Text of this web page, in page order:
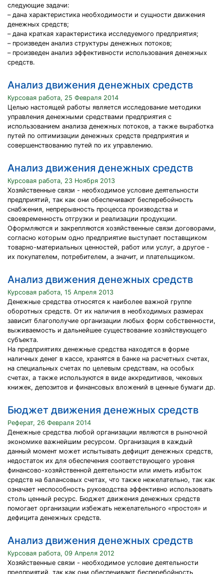
следующие задачи:
– дана характеристика необходимости и сущности движения
денежных средств;
– дана краткая характеристика исследуемого предприятия;
– произведен анализ структуры денежных потоков;
– произведен анализ эффективности использования денежных
средств.
Анализ движения денежных средств
Курсовая работа, 25 Февраля 2014
Целью настоящей работы является исследование методики
управления денежными средствами предприятия с
использованием анализа денежных потоков, а также выработка
путей по оптимизации денежных средств предприятия и
совершенствованию путей по их управлению.
Анализ движения денежных средств
Курсовая работа, 23 Ноября 2013
Хозяйственные связи - необходимое условие деятельности
предприятий, так как они обеспечивают бесперебойность
снабжения, непрерывность процесса производства и
своевременность отгрузки и реализации продукции.
Оформляются и закрепляются хозяйственные связи договорами,
согласно которым одно предприятие выступает поставщиком
товарно-материальных ценностей, работ или услуг, а другое -
их покупателем, потребителем, а значит, и плательщиком.
Анализ движения денежных средств
Курсовая работа, 15 Апреля 2013
Денежные средства относятся к наиболее важной группе
оборотных средств. От их наличия в необходимых размерах
зависит благополучие организации любых форм собственности,
выживаемость и дальнейшее существование хозяйствующего
субъекта.
На предприятиях денежные средства находятся в форме
наличных денег в кассе, хранятся в банке на расчетных счетах,
на специальных счетах по целевым средствам, на особых
счетах, а также используются в виде аккредитивов, чековых
книжек, депозитов и финансовых вложений в ценные бумаги др.
Бюджет движения денежных средств
Реферат, 26 Февраля 2014
Денежные средства любой организации являются в рыночной
экономике важнейшим ресурсом. Организация в каждый
данный момент может испытывать дефицит денежных средств,
недостаток их для обеспечения соответствующего уровня
финансово-хозяйственной деятельности или иметь избыток
средств на балансовых счетах, что также нежелательно, так как
означает неспособность руководства эффективно использовать
столь ценный ресурс. Бюджет движения денежных средств
помогает организации избежать нежелательного «простоя» и
дефицита денежных средств.
Анализ движения денежных средств
Курсовая работа, 09 Апреля 2012
Хозяйственные связи - необходимое условие деятельности
предприятий, так как они обеспечивают бесперебойность